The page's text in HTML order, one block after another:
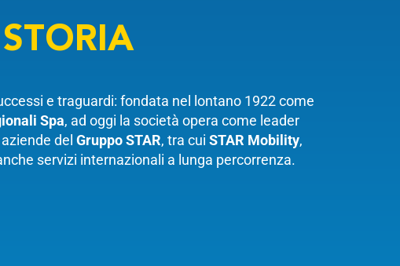
STORIA
e traguardi: fondata nel lontano 1922 come
Spa, ad oggi la società opera come leader
del Gruppo STAR, tra cui STAR Mobility,
servizi internazionali a lunga percorrenza.